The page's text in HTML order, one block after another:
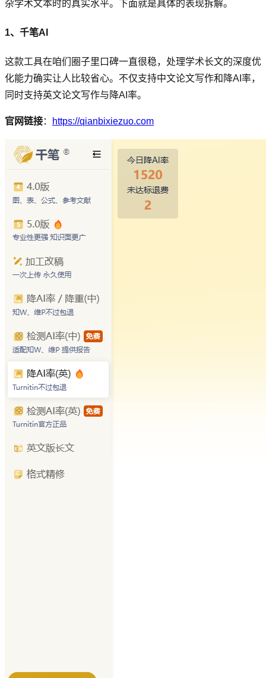
杂学术文本时的真实水平。下面就是具体的表现拆解。
1、千笔AI
这款工具在咱们圈子里口碑一直很稳，处理学术长文的深度优
化能力确实让人比较省心。不仅支持中文论文写作和降AI率，
同时支持英文论文写作与降AI率。
官网链接： https://qianbixiezuo.com